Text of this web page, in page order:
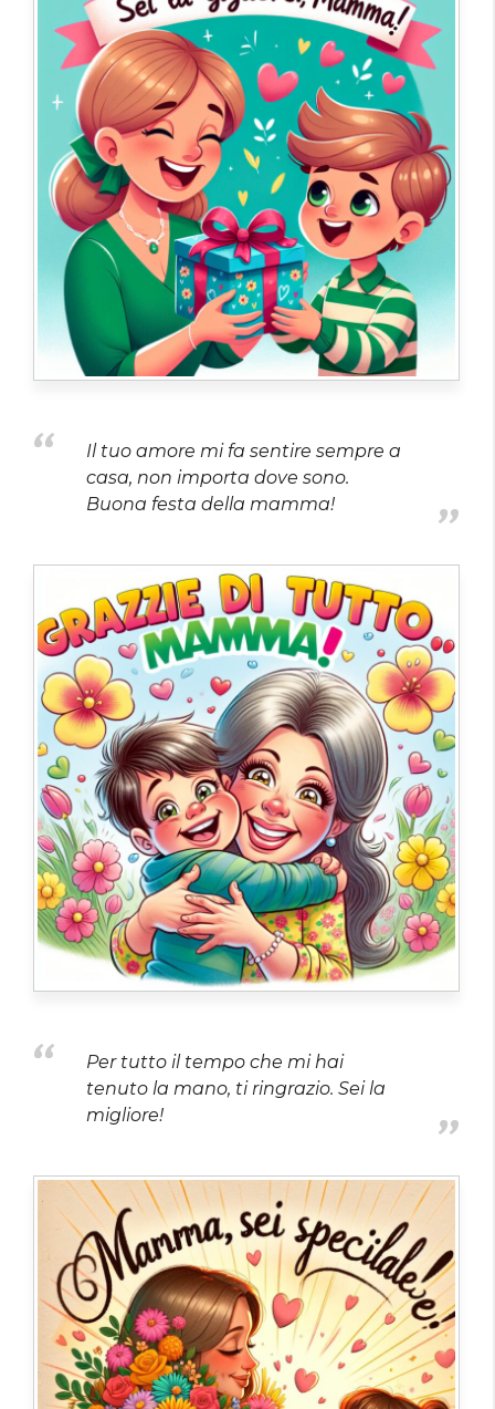
Il tuo amore mi fa sentire sempre a
casa, non importa dove sono.
Buona festa della mamma!
Per tutto il tempo che mi hai
tenuto la mano, ti ringrazio. Sei la
migliore!